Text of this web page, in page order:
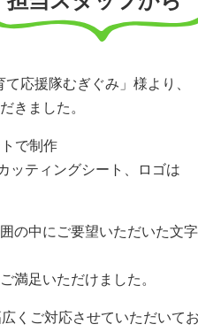
応援隊むぎぐみ」様より、
きました。
で制作
ティングシート、ロゴは
の中にご要望いただいた文字
満足いただけました。
くご対応させていただいて